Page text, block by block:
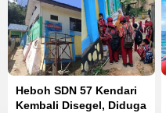
Heboh SDN 57 Kendari
Kembali Disegel, Diduga